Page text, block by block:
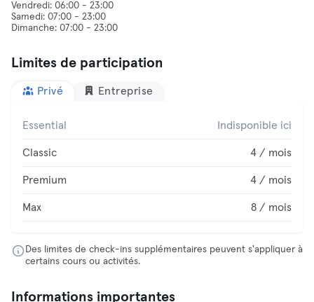
Vendredi: 06:00 - 23:00
Samedi: 07:00 - 23:00
Limites de participation
Privé Entreprise
Essential Indisponible ici
Classic 4 / mois
Premium 4 / mois
Max 8 / mois
Des limites de check-ins supplémentaires peuvent s'appliquer à
certains cours ou activités.
Informations importantes